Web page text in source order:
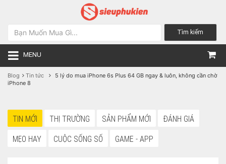
Tìm kiếm
MENU
Blog Tin tức
5 lý do mua iPhone 6s Plus 64 GB ngay & luôn, không cần chờ
iPhone 8
TIN MỚI THỊ TRƯỜNG SẢN PHẨM MỚI ĐÁNH GIÁ
MẸO HAY CUỘC SỐNG SỐ GAME - APP